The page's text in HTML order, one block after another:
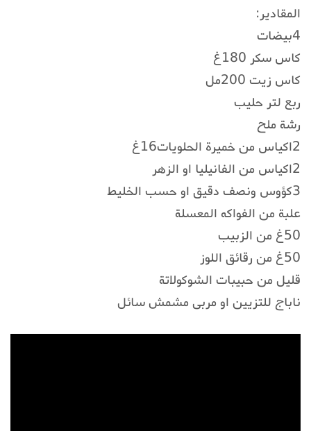
المقادير:
4بيضات
كاس سكر 180غ
كاس زيت 200مل
ربع لتر حليب
رشة ملح
2اكياس من خميرة الحلويات16غ
2اكياس من الفانيليا او الزهر
3كؤوس ونصف دقيق او حسب الخليط
علبة من الفواكه المعسلة
50غ من الزبيب
50غ من رقائق اللوز
قليل من حبيبات الشوكولاتة
ناباج للتزيين او مربى مشمش سائل